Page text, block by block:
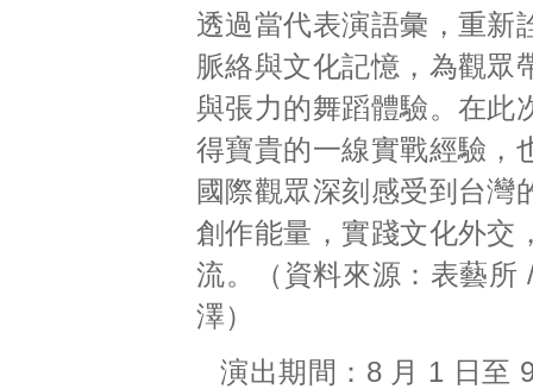
透過當代表演語彙，重新
脈絡與文化記憶，為觀眾
與張力的舞蹈體驗。在此
得寶貴的一線實戰經驗，
國際觀眾深刻感受到台灣
創作能量，實踐文化外交
流。（資料來源：表藝所
澤）
演出期間：8 月 1 日至